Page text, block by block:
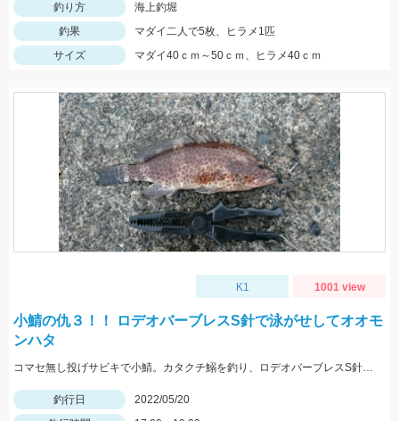
釣り方
海上釣堀
釣果
マダイ二人で5枚、ヒラメ1匹
サイズ
マダイ40ｃｍ～50ｃｍ、ヒラメ40ｃｍ
K1 1001 view
小鯖の仇３！！ ロデオバーブレスS針で泳がせしてオオモ
ンハタ
コマセ無し投げサビキで小鯖。カタクチ鰯を釣り、ロデオバーブレスS針で泳がせしてオオモンハタ２匹ゲット。
釣行日
2022/05/20